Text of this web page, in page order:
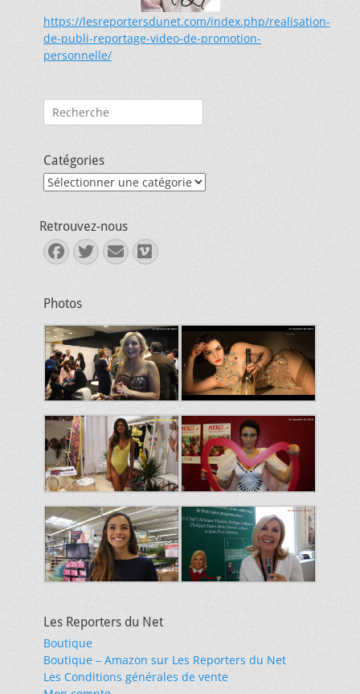
https://lesreportersdunet.com/index.php/realisation-
de-publi-reportage-video-de-promotion-
personnelle/
Rechercher :
Catégories
Catégories
Retrouvez-nous
Facebook
Twitter
E-
mail
Vimeo
Photos
Les Reporters du Net
Boutique
Boutique – Amazon sur Les Reporters du Net
Les Conditions générales de vente